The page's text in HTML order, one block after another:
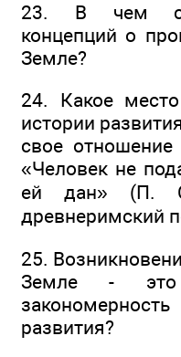
23. В чем
концепций о
Земле?
24. Какое
истории
свое
«Человек не
ей дан» (П.
древнеримский
25.
Земле - это
развития?